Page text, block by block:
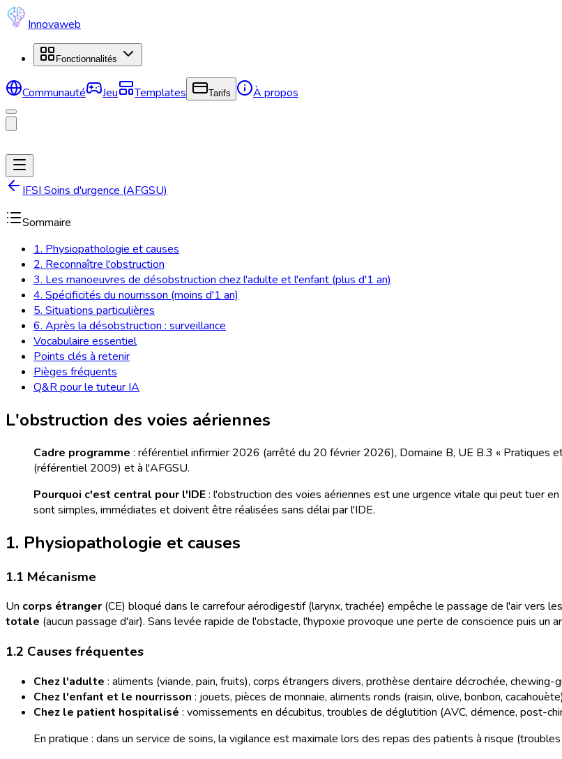
Innovaweb
Fonctionnalités
Communauté Jeu Templates Tarifs À propos
IFSI Soins d'urgence (AFGSU)
Sommaire
1. Physiopathologie et causes
2. Reconnaître l'obstruction
3. Les manoeuvres de désobstruction chez l'adulte et l'enfant (plus d'1 an)
4. Spécificités du nourrisson (moins d'1 an)
5. Situations particulières
6. Après la désobstruction : surveillance
Vocabulaire essentiel
Points clés à retenir
Pièges fréquents
Q&R pour le tuteur IA
L'obstruction des voies aériennes
Cadre programme : référentiel infirmier 2026 (arrêté du 20 février 2026), Domaine B, UE B.3 « Pratiques
(référentiel 2009) et à l'AFGSU.
Pourquoi c'est central pour l'IDE: l'obstruction des voies aériennes est une urgence vitale qui peut tuer
sont simples, immédiates et doivent être réalisées sans délai par l'IDE.
1. Physiopathologie et causes
1.1 Mécanisme
Un corps étranger (CE) bloqué dans le carrefour aérodigestif (larynx, trachée) empêche le passage de l'air vers
totale (aucun passage d'air). Sans levée rapide de l'obstacle, l'hypoxie provoque une perte de conscience puis un
1.2 Causes fréquentes
Chez l'adulte : aliments (viande, pain, fruits), corps étrangers divers, prothèse dentaire décrochée, chewing-
Chez l'enfant et le nourrisson : jouets, pièces de monnaie, aliments ronds (raisin, olive, bonbon,
Chez le patient hospitalisé : vomissements en décubitus, troubles de déglutition (AVC, démence, post-
En pratique : dans un service de soins, la vigilance est maximale lors des repas des patients à risque